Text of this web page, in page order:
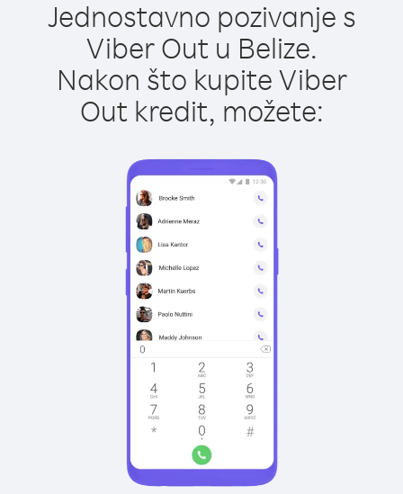
Jednostavno pozivanje s
Viber Out u Belize.
Nakon što kupite Viber
Out kredit, možete: